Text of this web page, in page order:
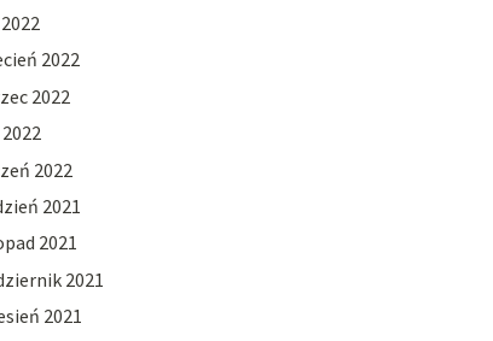
2022
2022
2022
2021
2021
2021
2021